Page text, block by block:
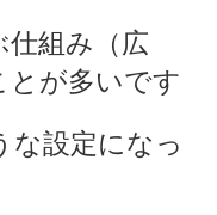
仕組み（広
とが多いです
な設定になっ